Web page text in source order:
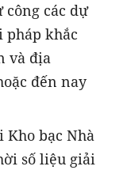
các dự
pháp khắc
và địa
đến nay
Kho bạc Nhà
số liệu giải